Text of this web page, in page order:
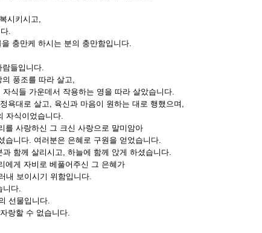
시키시고,
.
충만케 하시는 분의 충만함입니다.
들입니다.
풍조를 따라 살고,
식들 가운데서 작용하는 영을 따라 살았습니다.
욕대로 살고, 육신과 마음이 원하는 대로 행했으며,
자식이었습니다.
사랑하신 그 크신 사랑으로 말미암아
습니다. 여러분은 은혜로 구원을 얻었습니다.
함께 살리시고, 하늘에 함께 앉게 하셨습니다.
에게 자비로 베풀어주신 그 은혜가
내 보이시기 위함입니다.
니다.
선물입니다.
랑할 수 없습니다.
faithful people.